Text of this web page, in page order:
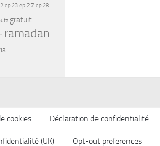
ep 23 ep 27 ep 28
gratuit
ramadan
cookies Déclaration de confidentialité
(UK) Opt-out preferences